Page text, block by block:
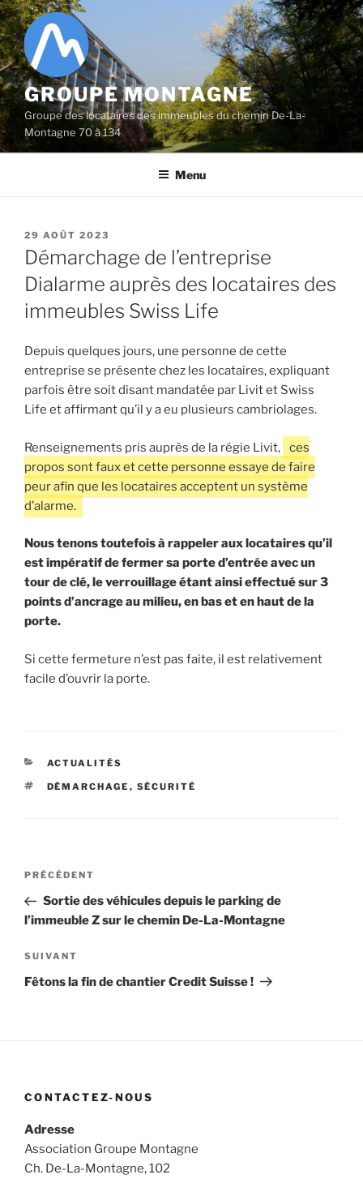
Aller
au
contenu
principal
GROUPE MONTAGNE
Groupe des locataires des immeubles du chemin De-La-
Montagne 70 à 134
Menu
PUBLIÉ
LE
29 AOÛT 2023
Démarchage de l’entreprise
Dialarme auprès des locataires des
immeubles Swiss Life
Depuis quelques jours, une personne de cette
entreprise se présente chez les locataires, expliquant
parfois être soit disant mandatée par Livit et Swiss
Life et affirmant qu’il y a eu plusieurs cambriolages.
Renseignements pris auprès de la régie Livit,
ces
propos sont faux et cette personne essaye de faire
peur afin que les locataires acceptent un système
d’alarme.
Nous tenons toutefois à rappeler aux locataires qu’il
est impératif de fermer sa porte d’entrée avec un
tour de clé, le verrouillage étant ainsi effectué sur 3
points d’ancrage au milieu, en bas et en haut de la
porte.
Si cette fermeture n’est pas faite, il est relativement
facile d’ouvrir la porte.
CATÉGORIES
ACTUALITÉS
ÉTIQUETTES
DÉMARCHAGE , SÉCURITÉ
Navigation
l’article
Article
précédent
PRÉCÉDENT
Sortie des véhicules depuis le parking de
l’immeuble Z sur le chemin De-La-Montagne
Article
suivant
SUIVANT
Fêtons la fin de chantier Credit Suisse !
CONTACTEZ-NOUS
Adresse
Association Groupe Montagne
Ch. De-La-Montagne, 102